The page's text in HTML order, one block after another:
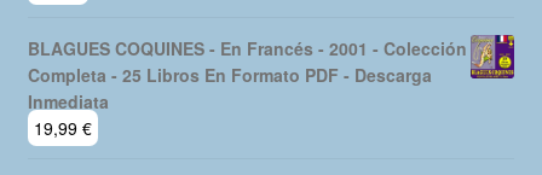
BLAGUES COQUINES - En Francés - 2001 - Colección
Completa - 25 Libros En Formato PDF - Descarga
Inmediata
19,99 €